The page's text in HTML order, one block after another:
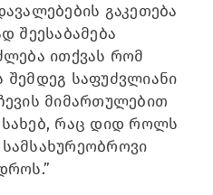
გაკეთება
შეესაბამება
ითქვას რომ
შემდეგ საფუძვლიანი
მიმართულებით
რაც დიდ როლს